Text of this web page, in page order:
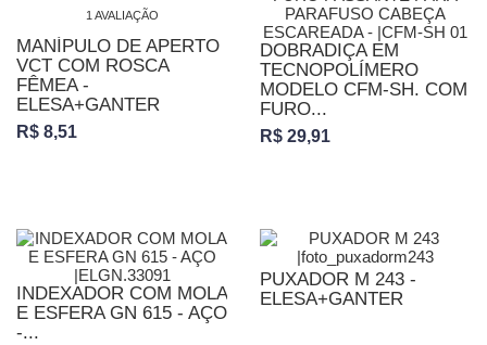
1 AVALIAÇÃO
MANÍPULO DE APERTO
VCT COM ROSCA
FÊMEA -
ELESA+GANTER
R$ 8,51
DOBRADIÇA EM
TECNOPOLÍMERO
MODELO CFM-SH. COM
FURO...
R$ 29,91
INDEXADOR COM MOLA
E ESFERA GN 615 - AÇO
-...
PUXADOR M 243 -
ELESA+GANTER